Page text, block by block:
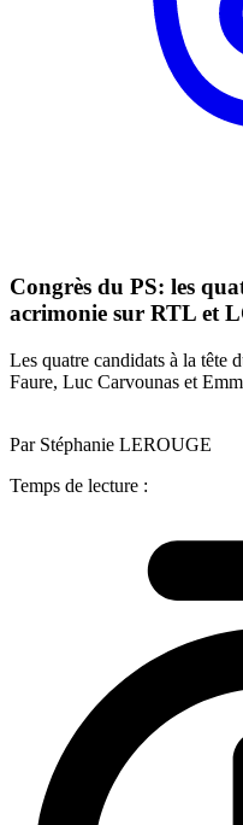
Congrès du PS: les
acrimonie sur RTL et
Les quatre candidats à la tête
Faure, Luc Carvounas et
Par Stéphanie LEROUGE
Temps de lecture :